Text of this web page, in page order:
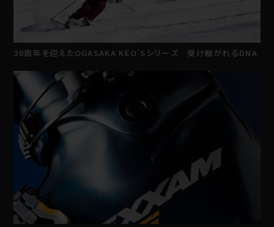
30周年を迎えたOGASAKA KEO’Sシリーズ 受け継がれるDNA